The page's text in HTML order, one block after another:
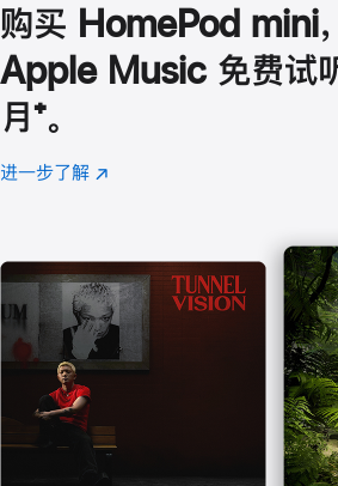
购买 HomePod mini，
Apple Music 免费试
月 脚
注
⁺。
进一步了解 Apple
(在
口
中
打
开)